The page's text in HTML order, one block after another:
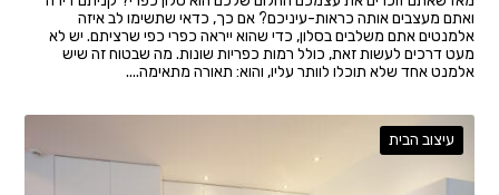
ואתם מעצבים אותה כראות-עיניכם? אם כך, כדאי שתשימו לב איזה
אלמנטים אתם משלבים בסלון, כדי שהוא ייראה כפרי כפי שרציתם. יש לא
מעט דרכים לעשות זאת, כולל רמות כפריות שונות. מה שבטוח זה שיש
אלמנט אחד שלא תוכלו לוותר עליו, והוא: תאורה מתאימה....
עיצוב הבית